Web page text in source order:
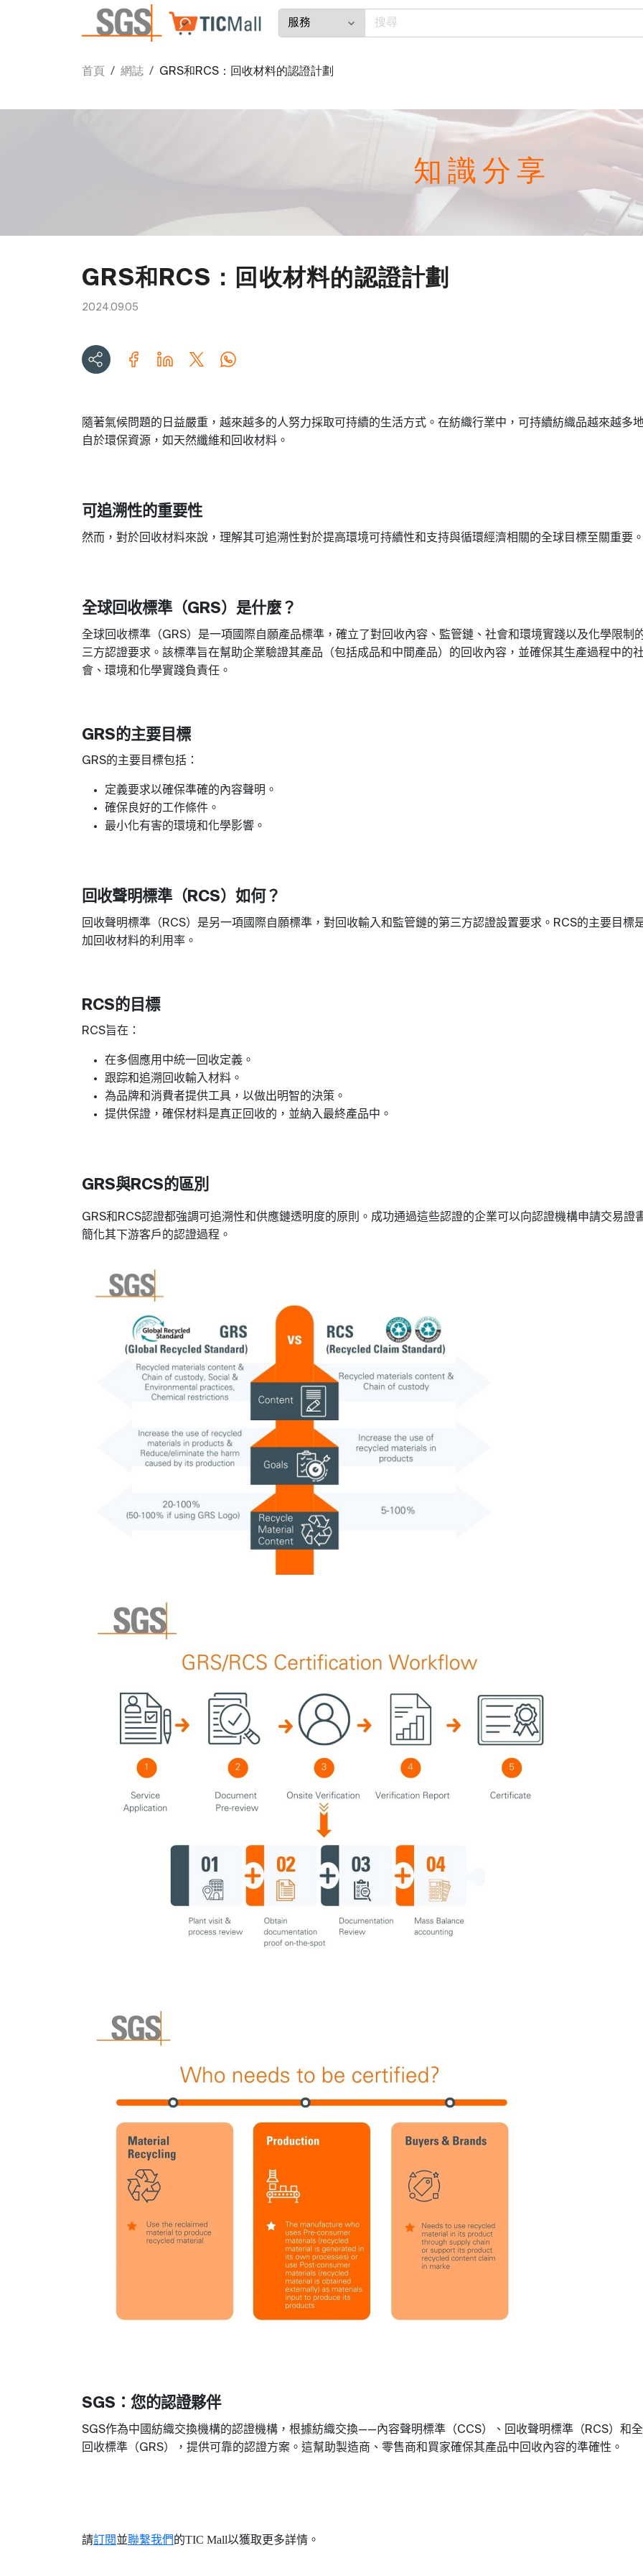
首頁 網誌 GRS和RCS：回收材料的認證計劃
知識分享
GRS和RCS：回收材料的認證計劃
2024.09.05
隨著氣候問題的日益嚴重，越來越多的人努力採取可持續的生活方式。在紡織行業中，可持續紡織品越來越多
自於環保資源，如天然纖維和回收材料 。
可追溯性的重要性
然而，對於回收材料來說，理解其可追溯性對於提高環境可持續性和支持與循環經濟相關的全球目標至關重要
全球回收標準（GRS）是什麼 ？
全球回收標準（GRS）是一項國際自願產品標準，確立了對回收內容、監管鏈、社會和環境實踐以及化學限制
三方認證要求。該標準旨在幫助企業驗證其產品（包括成品和中間產品）的回收內容，並確保其生產過程中的
會、環境和化學實踐負責任 。
GRS的主要目標
GRS的主要目標包括 ：
定義要求以確保準確的內容聲明 。
確保良好的工作條件 。
最小化有害的環境和化學影響 。
回收聲明標準（ RCS）如何？
回收聲明標準（RCS）是另一項國際自願標準，對回收輸入和監管鏈的第三方認證設置要求。 RCS的主要目標
加回收材料的利用率 。
RCS的目標
RCS旨在 ：
在多個應用中統一回收定義 。
跟踪和追溯回收輸入材料 。
為品牌和消費者提供工具，以做出明智的決策 。
提供保證，確保材料是真正回收的，並納入最終產品中 。
GRS與RCS的區別
GRS和 RCS認證都強調可追溯性和供應鏈透明度的原則。成功通過這些認證的企業可以向認證機構申請交易證
簡化其下游客戶的認證過程 。
SGS ：您的認證夥伴
SGS作為中國紡織交換機構的認證機構，根據紡織交換——內容聲明標準（CCS）、回收聲明標準（RCS）和
回收標準（GRS），提供可靠的認證方案。這幫助製造商、零售商和買家確保其產品中回收內容的準確性 。
請訂閱並聯繫我們的TIC Mall以獲取更多詳情 。